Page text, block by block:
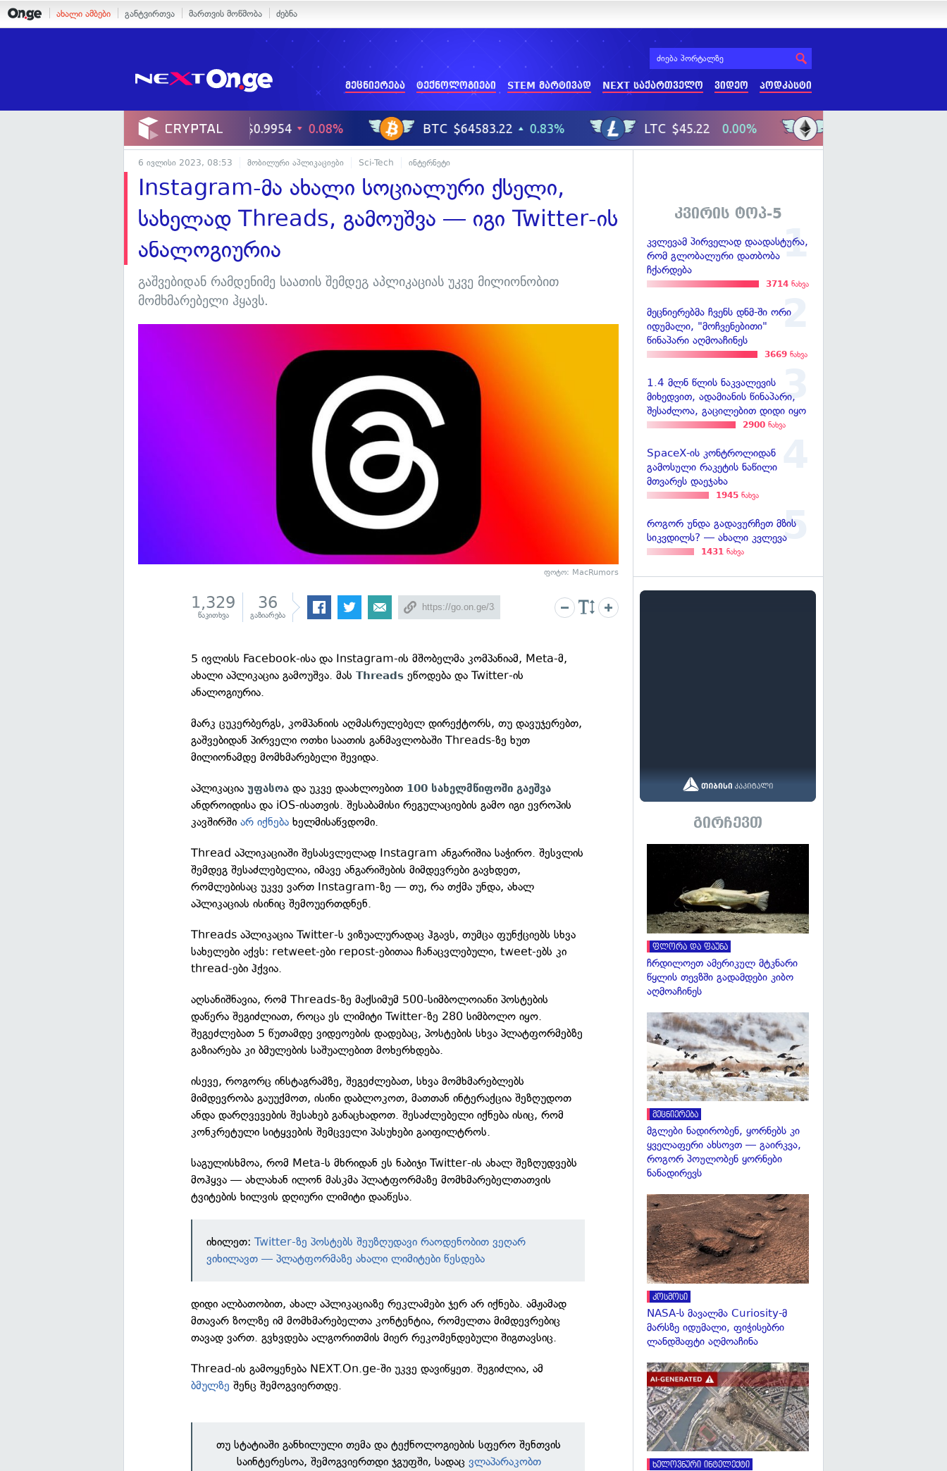
ახალი ამბები განტვირთვა მართვის მოწმობა ძებნა
მეცნიერება ტექნოლოგიები STEM მარტივად NEXT საქართველო ვიდეო პოდკასტი
6 ივლისი 2023, 08:53 მობილური აპლიკაციები Sci-Tech ინტერნეტი
Instagram-მა ახალი სოციალური ქსელი,
სახელად Threads, გამოუშვა — იგი Twitter-ის
ანალოგიურია
გაშვებიდან რამდენიმე საათის შემდეგ აპლიკაციას უკვე მილიონობით
მომხმარებელი ჰყავს.
ფოტო: MacRumors
1,329
წაკითხვა
36
გაზიარება
5 ივლისს Facebook-ისა და Instagram-ის მშობელმა კომპანიამ, Meta-მ,
ახალი აპლიკაცია გამოუშვა. მასThreads ეწოდება და Twitter-ის
ანალოგიურია.
მარკ ცუკერბერგს, კომპანიის აღმასრულებელ დირექტორს, თუ დავუჯერებთ,
გაშვებიდან პირველი ოთხი საათის განმავლობაში Threads-ზე ხუთ
მილიონამდე მომხმარებელი შევიდა.
აპლიკაციაუფასოა და უკვე დაახლოებით 100 სახელმწიფოში გაეშვა
ანდროიდისა და iOS-ისათვის. შესაბამისი რეგულაციების გამო იგი ევროპის
კავშირშიარ იქნება ხელმისაწვდომი.
Thread აპლიკაციაში შესასვლელად Instagram ანგარიშია საჭირო. შესვლის
შემდეგ შესაძლებელია, იმავე ანგარიშების მიმდევრები გავხდეთ,
რომლებისაც უკვე ვართ Instagram-ზე — თუ, რა თქმა უნდა, ახალ
აპლიკაციას ისინიც შემოუერთდნენ.
Threads აპლიკაცია Twitter-ს ვიზუალურადაც ჰგავს, თუმცა ფუნქციებს სხვა
სახელები აქვს: retweet-ები repost-ებითაა ჩანაცვლებული, tweet-ებს კი
thread-ები ჰქვია.
აღსანიშნავია, რომ Threads-ზე მაქსიმუმ 500-სიმბოლოიანი პოსტების
დაწერა შეგიძლიათ, როცა ეს ლიმიტი Twitter-ზე 280 სიმბოლო იყო.
შეგეძლებათ 5 წუთამდე ვიდეოების დადებაც, პოსტების სხვა პლატფორმებზე
გაზიარება კი ბმულების საშუალებით მოხერხდება.
ისევე, როგორც ინსტაგრამზე, შეგეძლებათ, სხვა მომხმარებლებს
მიმდევრობა გაუუქმოთ, ისინი დაბლოკოთ, მათთან ინტერაქცია შეზღუდოთ
ანდა დარღვევების შესახებ განაცხადოთ. შესაძლებელი იქნება ისიც, რომ
კონკრეტული სიტყვების შემცველი პასუხები გაიფილტროს.
საგულისხმოა, რომ Meta-ს მხრიდან ეს ნაბიჯი Twitter-ის ახალ შეზღუდვებს
მოჰყვა — ახლახან ილონ მასკმა პლატფორმაზე მომხმარებელთათვის
ტვიტების ხილვის დღიური ლიმიტი დააწესა.
იხილეთ:Twitter-ზე პოსტებს შეუზღუდავი რაოდენობით ვეღარ
ვიხილავთ — პლატფორმაზე ახალი ლიმიტები წესდება
დიდი ალბათობით, ახალ აპლიკაციაზე რეკლამები ჯერ არ იქნება. ამჟამად
მთავარ ზოლზე იმ მომხმარებელთა კონტენტია, რომელთა მიმდევრებიც
თავად ვართ. გვხვდება ალგორითმის მიერ რეკომენდებული შიგთავსიც.
Thread-ის გამოყენება NEXT.On.ge-ში უკვე დავიწყეთ. შეგიძლია, ამ
ბმულზე შენც შემოგვიერთდე.
თუ სტატიაში განხილული თემა და ტექნოლოგიების სფერო შენთვის
საინტერესოა, შემოგვიერთდი ჯგუფში, სადაცვლაპარაკობთ
კვირის ტოპ-5
კვლევამ პირველად დაადასტურა,
რომ გლობალური დათბობა
ჩქარდება
3714 ნახვა
მეცნიერებმა ჩვენს დნმ-ში ორი
იდუმალი, "მოჩვენებითი"
წინაპარი აღმოაჩინეს
3669 ნახვა
1.4 მლნ წლის ნაკვალევის
მიხედვით, ადამიანის წინაპარი,
შესაძლოა, გაცილებით დიდი იყო
2900 ნახვა
SpaceX-ის კონტროლიდან
გამოსული რაკეტის ნაწილი
მთვარეს დაეჯახა
1945 ნახვა
როგორ უნდა გადავურჩეთ მზის
სიკვდილს? — ახალი კვლევა
1431 ნახვა
გირჩევთ
ფლორა და ფაუნა
ჩრდილოეთ ამერიკულ მტკნარი
წყლის თევზში გადამდები კიბო
აღმოაჩინეს
მეცნიერება
მგლები ნადირობენ, ყორნებს კი
ყველაფერი ახსოვთ — გაირკვა,
როგორ პოულობენ ყორნები
ნანადირევს
კოსმოსი
NASA-ს მავალმა Curiosity-მ
მარსზე იდუმალი, ფიჭისებრი
ლანდშაფტი აღმოაჩინა
ხელოვნური ინტელექტი